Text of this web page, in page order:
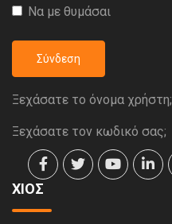
Να με θυμάσαι
Σύνδεση
Ξεχάσατε το όνομα χρήστη;
Ξεχάσατε τον κωδικό σας;
ΧΙΟΣ